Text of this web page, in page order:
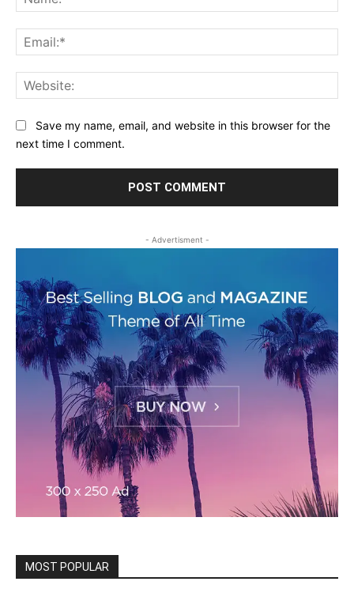
Save my name, email, and website in this browser for the
next time I comment.
- Advertisment -
MOST POPULAR